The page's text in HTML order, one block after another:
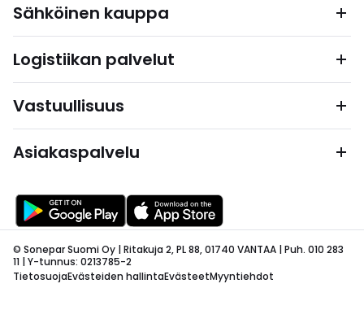
Sähköinen kauppa
Logistiikan palvelut
Vastuullisuus
Asiakaspalvelu
© Sonepar Suomi Oy | Ritakuja 2, PL 88, 01740 VANTAA | Puh. 010 283
11 | Y-tunnus: 0213785-2
TietosuojaEvästeiden hallintaEvästeetMyyntiehdot